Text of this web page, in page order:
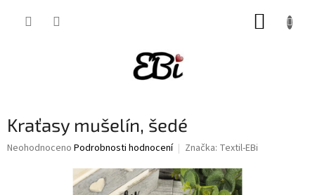
Kraťasy mušelín, šedé
Průměrné
Neohodnoceno Podrobnosti hodnocení Značka: Textil-EBi